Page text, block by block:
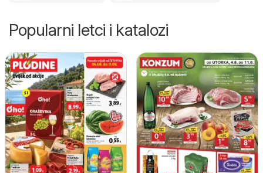
Popularni letci i katalozi